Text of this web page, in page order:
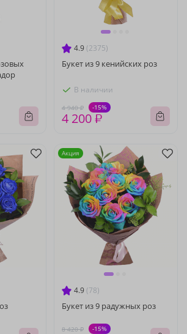
4.9 (2375)
Букет из 9 кенийских роз
В наличии
4 940 ₽ -15%
4 200 ₽
4.9 (78)
Букет из 9 радужных роз
8 420 ₽ -15%
Акция